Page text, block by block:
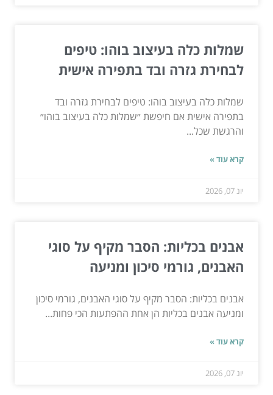
שמלות כלה בעיצוב בוהו: טיפים
לבחירת גזרה ובד בתפירה אישית
שמלות כלה בעיצוב בוהו: טיפים לבחירת גזרה ובד
בתפירה אישית אם חיפשת ״שמלות כלה בעיצוב בוהו״
והרגשת שכל...
קרא עוד »
יונ 07, 2026
אבנים בכליות: הסבר מקיף על סוגי
האבנים, גורמי סיכון ומניעה
אבנים בכליות: הסבר מקיף על סוגי האבנים, גורמי סיכון
ומניעה אבנים בכליות הן אחת ההפתעות הכי פחות...
קרא עוד »
יונ 07, 2026